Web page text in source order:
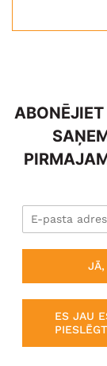
JĀ,
ES JAU